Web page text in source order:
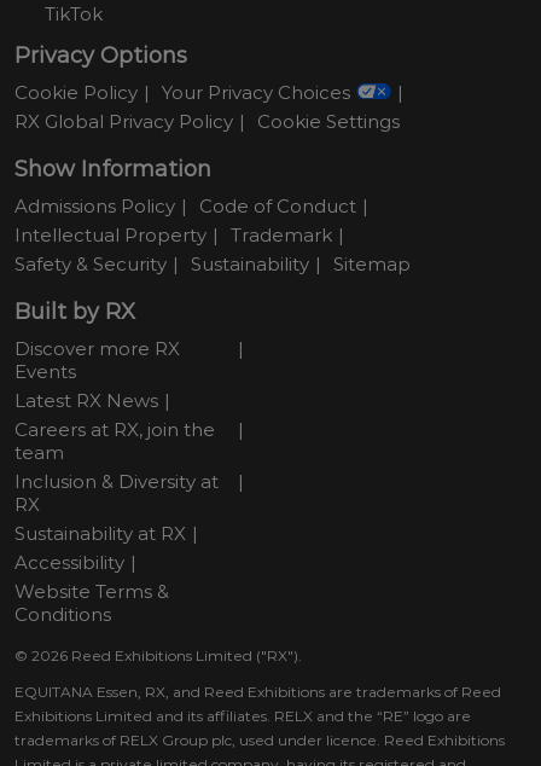
TikTok
Privacy Options
Cookie Policy
Your Privacy Choices
RX Global Privacy Policy
Cookie Settings
Show Information
Admissions Policy
Code of Conduct
Intellectual Property
Trademark
Safety & Security
Sustainability Sitemap
Built by RX
Discover more RX
Events
Latest RX News
Careers at RX, join the
team
Inclusion & Diversity at
RX
Sustainability at RX
Accessibility
Website Terms &
Conditions
© 2026 Reed Exhibitions Limited ("RX").
EQUITANA Essen, RX, and Reed Exhibitions are trademarks of Reed
Exhibitions Limited and its affiliates. RELX and the “RE” logo are
trademarks of RELX Group plc, used under licence. Reed Exhibitions